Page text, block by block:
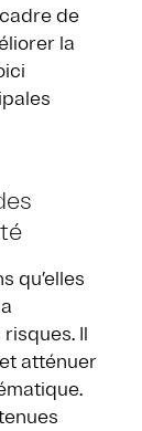
de
la
qu’elles
Il
atténuer